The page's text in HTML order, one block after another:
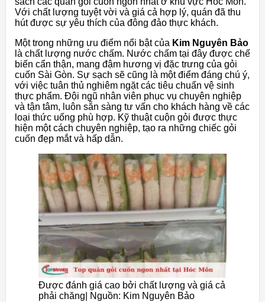
Với chất lượng tuyệt vời và giá cả hợp lý, quán đã thu
hút được sự yêu thích của đông đảo thực khách.
Một trong những ưu điểm nổi bật của Kim Nguyên Bảo
là chất lượng nước chấm. Nước chấm tại đây được chế
biến cẩn thận, mang đậm hương vị đặc trưng của gỏi
cuốn Sài Gòn. Sự sạch sẽ cũng là một điểm đáng chú ý,
với việc tuân thủ nghiêm ngặt các tiêu chuẩn vệ sinh
thực phẩm. Đội ngũ nhân viên phục vụ chuyên nghiệp
và tận tâm, luôn sẵn sàng tư vấn cho khách hàng về các
loại thức uống phù hợp. Kỹ thuật cuộn gỏi được thực
hiện một cách chuyên nghiệp, tạo ra những chiếc gỏi
cuốn đẹp mắt và hấp dẫn.
Được đánh giá cao bởi chất lượng và giá cả
phải chăng| Nguồn: Kim Nguyên Bảo